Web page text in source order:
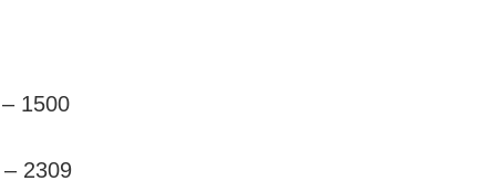
1500
2309